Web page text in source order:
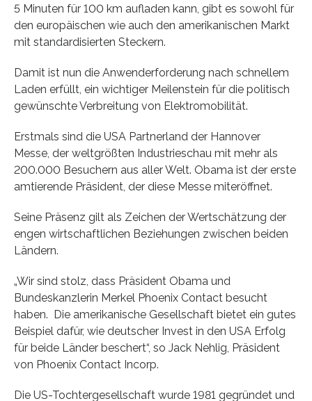
5 Minuten für 100 km aufladen kann, gibt es sowohl für
den europäischen wie auch den amerikanischen Markt
mit standardisierten Steckern.
Damit ist nun die Anwenderforderung nach schnellem
Laden erfüllt, ein wichtiger Meilenstein für die politisch
gewünschte Verbreitung von Elektromobilität.
Erstmals sind die USA Partnerland der Hannover
Messe, der weltgrößten Industrieschau mit mehr als
200.000 Besuchern aus aller Welt. Obama ist der erste
amtierende Präsident, der diese Messe miteröffnet.
Seine Präsenz gilt als Zeichen der Wertschätzung der
engen wirtschaftlichen Beziehungen zwischen beiden
Ländern.
„Wir sind stolz, dass Präsident Obama und
Bundeskanzlerin Merkel Phoenix Contact besucht
haben. Die amerikanische Gesellschaft bietet ein gutes
Beispiel dafür, wie deutscher Invest in den USA Erfolg
für beide Länder beschert“, so Jack Nehlig, Präsident
von Phoenix Contact Incorp.
Die US-Tochtergesellschaft wurde 1981 gegründet und